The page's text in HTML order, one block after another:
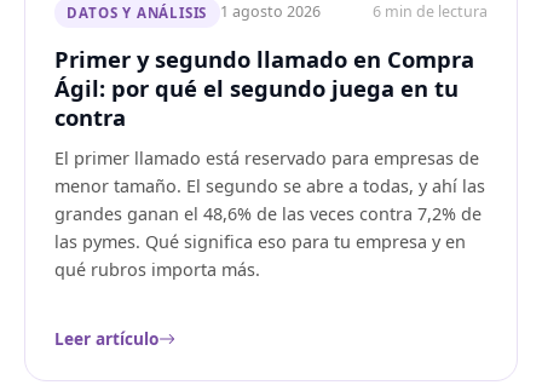
DATOS Y ANÁLISIS 1 agosto 2026 6 min de lectura
Primer y segundo llamado en Compra
Ágil: por qué el segundo juega en tu
contra
El primer llamado está reservado para empresas de
menor tamaño. El segundo se abre a todas, y ahí las
grandes ganan el 48,6% de las veces contra 7,2% de
las pymes. Qué significa eso para tu empresa y en
qué rubros importa más.
Leer artículo